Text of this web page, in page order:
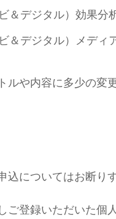
＆デジタル）効果分
＆デジタル）メディ
ルや内容に多少の変
込についてはお断り
ご登録いただいた個